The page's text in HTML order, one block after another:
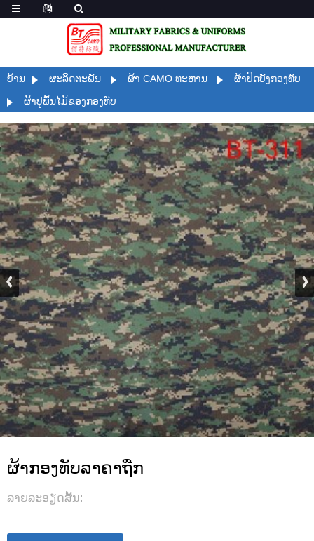
ບ້ານ ຜະລິດຕະພັນ ຜ້າ CAMO ທະຫານ
ຜ້າປິດບັງກອງທັບ
ຜ້າປູພື້ນໄມ້ຂອງກອງທັບ
ຜ້າກອງທັບລາຄາຖືກ
ລາຍ​ລະ​ອຽດ​ສັ້ນ​: